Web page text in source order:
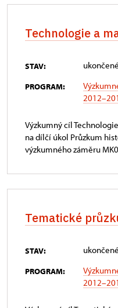
Technologie a
STAV: ukončené
PROGRAM:
Výzkumný cíl
na dílčí úkol Průzkum
výzkumného záměru
Tematické
STAV: ukončené
PROGRAM: